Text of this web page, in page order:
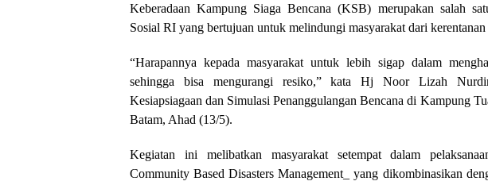
Keberadaan Kampung Siaga Bencana (KSB) merupakan salah
Sosial RI yang bertujuan untuk melindungi masyarakat dari kerentanan
“Harapannya kepada masyarakat untuk lebih sigap dalam
sehingga bisa mengurangi resiko,” kata Hj Noor Lizah
Kesiapsiagaan dan Simulasi Penanggulangan Bencana di Kampung
Batam, Ahad (13/5).
Kegiatan ini melibatkan masyarakat setempat dalam
Community Based Disasters Management_ yang dikombinasikan